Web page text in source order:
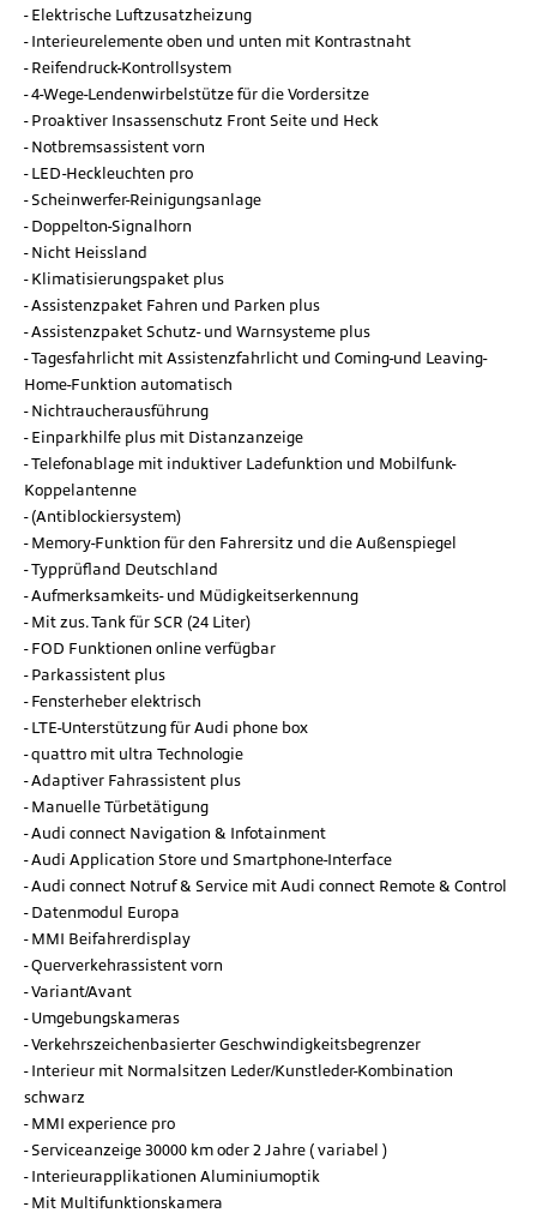
Elektrische Luftzusatzheizung
Interieurelemente oben und unten mit Kontrastnaht
Reifendruck-Kontrollsystem
4-Wege-Lendenwirbelstütze für die Vordersitze
Proaktiver Insassenschutz Front Seite und Heck
Notbremsassistent vorn
LED-Heckleuchten pro
Scheinwerfer-Reinigungsanlage
Doppelton-Signalhorn
Nicht Heissland
Klimatisierungspaket plus
Assistenzpaket Fahren und Parken plus
Assistenzpaket Schutz- und Warnsysteme plus
Tagesfahrlicht mit Assistenzfahrlicht und Coming-und Leaving-
Home-Funktion automatisch
Nichtraucherausführung
Einparkhilfe plus mit Distanzanzeige
Telefonablage mit induktiver Ladefunktion und Mobilfunk-
Koppelantenne
(Antiblockiersystem)
Memory-Funktion für den Fahrersitz und die Außenspiegel
Typprüfland Deutschland
Aufmerksamkeits- und Müdigkeitserkennung
Mit zus. Tank für SCR (24 Liter)
FOD Funktionen online verfügbar
Parkassistent plus
Fensterheber elektrisch
LTE-Unterstützung für Audi phone box
quattro mit ultra Technologie
Adaptiver Fahrassistent plus
Manuelle Türbetätigung
Audi connect Navigation & Infotainment
Audi Application Store und Smartphone-Interface
Audi connect Notruf & Service mit Audi connect Remote & Control
Datenmodul Europa
MMI Beifahrerdisplay
Querverkehrassistent vorn
Variant/Avant
Umgebungskameras
Verkehrszeichenbasierter Geschwindigkeitsbegrenzer
Interieur mit Normalsitzen Leder/Kunstleder-Kombination
schwarz
MMI experience pro
Serviceanzeige 30000 km oder 2 Jahre ( variabel )
Interieurapplikationen Aluminiumoptik
Mit Multifunktionskamera